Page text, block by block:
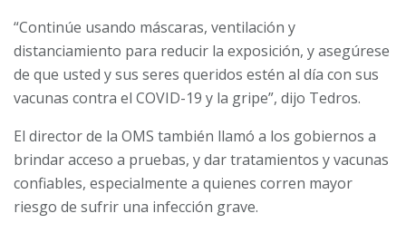
“Continúe usando máscaras, ventilación y
distanciamiento para reducir la exposición, y asegúrese
de que usted y sus seres queridos estén al día con sus
vacunas contra el COVID-19 y la gripe”, dijo Tedros.
El director de la OMS también llamó a los gobiernos a
brindar acceso a pruebas, y dar tratamientos y vacunas
confiables, especialmente a quienes corren mayor
riesgo de sufrir una infección grave.